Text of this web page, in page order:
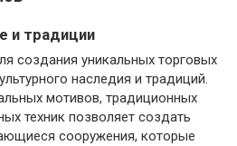
и традиции
создания уникальных торговых
наследия и традиций.
мотивов, традиционных
техник позволяет создать
сооружения, которые